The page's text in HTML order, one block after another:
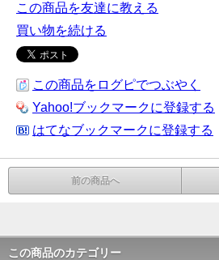
この商品を友達に教える
買い物を続ける
この商品をログピでつぶやく
Yahoo!ブックマークに登録する
はてなブックマークに登録する
前の商品へ
この商品のカテゴリー